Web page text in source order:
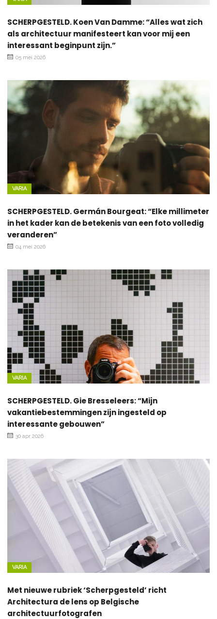
SCHERPGESTELD. Koen Van Damme: “Alles wat zich
als architectuur manifesteert kan voor mij een
interessant beginpunt zijn.”
05 mei 2026
VARIA
SCHERPGESTELD. Germán Bourgeat: “Elke millimeter
in het kader kan de betekenis van een foto volledig
veranderen”
04 mei 2026
VARIA
SCHERPGESTELD. Gie Bresseleers: “Mijn
vakantiebestemmingen zijn ingesteld op
interessante gebouwen”
30 apr 2026
VARIA
Met nieuwe rubriek ‘Scherpgesteld’ richt
Architectura de lens op Belgische
architectuurfotografen